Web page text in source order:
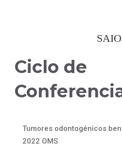
SAIO
Ciclo de
Tumores odontogénicos
2022 OMS